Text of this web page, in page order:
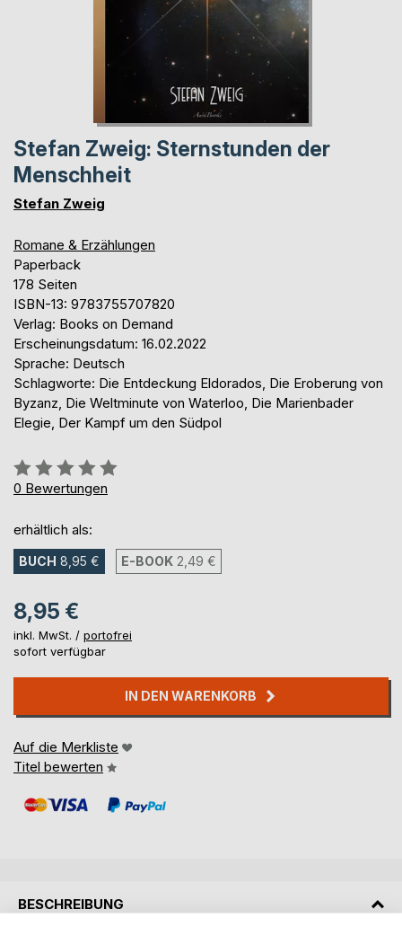
Stefan Zweig: Sternstunden der
Menschheit
Stefan Zweig
Romane & Erzählungen
Paperback
178 Seiten
ISBN-13: 9783755707820
Verlag: Books on Demand
Erscheinungsdatum: 16.02.2022
Sprache: Deutsch
Schlagworte: Die Entdeckung Eldorados, Die Eroberung von
Byzanz, Die Weltminute von Waterloo, Die Marienbader
Elegie, Der Kampf um den Südpol
Bewertung::
0%
0 Bewertungen
erhältlich als:
BUCH 8,95 € E-BOOK 2,49 €
8,95 €
inkl. MwSt. / portofrei
sofort verfügbar
IN DEN WARENKORB
Auf die Merkliste
Titel bewerten
BESCHREIBUNG